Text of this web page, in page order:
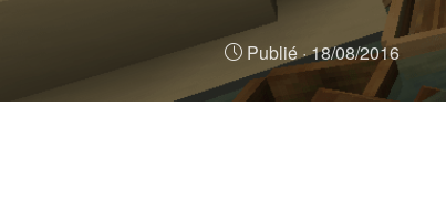
Publié ·18/08/2016